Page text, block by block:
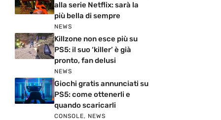
alla serie Netflix: sarà la
più bella di sempre
NEWS
Killzone non esce più su
PS5: il suo ‘killer’ è già
pronto, fan delusi
NEWS
Giochi gratis annunciati su
PS5: come ottenerli e
quando scaricarli
CONSOLE, NEWS